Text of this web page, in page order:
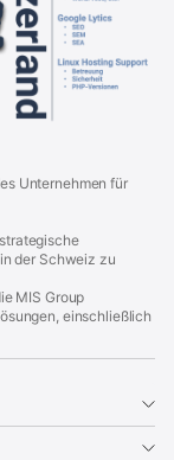
Unternehmen für
der Schweiz zu
MIS Group
einschließlich